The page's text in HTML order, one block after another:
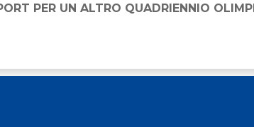
PER UN ALTRO QUADRIENNIO